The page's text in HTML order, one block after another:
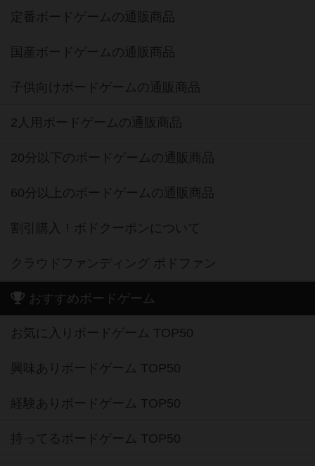
定番ボードゲームの通販商品
国産ボードゲームの通販商品
子供向けボードゲームの通販商品
2人用ボードゲームの通販商品
20分以下のボードゲームの通販商品
60分以上のボードゲームの通販商品
割引購入！ボドクーポンについて
クラウドファンディング ボドファン
おすすめボードゲーム
お気に入りボードゲーム TOP50
興味ありボードゲーム TOP50
経験ありボードゲーム TOP50
持ってるボードゲーム TOP50